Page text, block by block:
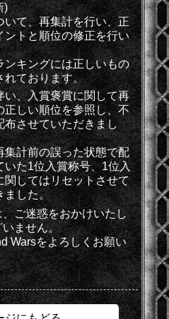
)
いて、再集計を行い、正
ントと順位の修正を行い
ンキングには正しいもの
れております。
い、入賞褒賞に関して再
正しい順位を参照し、不
布させていただきまし
集計前の誤った状態で配
いた1位入賞称号、1位入
関してはリセットさせて
ました。
ご迷惑をおかけいたし
ません。
Warsをよろしくお願い